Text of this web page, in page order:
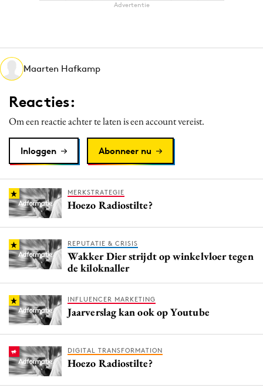
Martech
Media
Merkstrategie
PR
Programmatic
Reputatie & crisis
Advertentie
Maarten Hafkamp
Reacties:
Om een reactie achter te laten is een account vereist.
Inloggen Abonneer nu
MERKSTRATEGIE
Hoezo Radiostilte?
REPUTATIE & CRISIS
Wakker Dier strijdt op winkelvloer tegen
de kiloknaller
INFLUENCER MARKETING
Jaarverslag kan ook op Youtube
DIGITAL TRANSFORMATION
Hoezo Radiostilte?